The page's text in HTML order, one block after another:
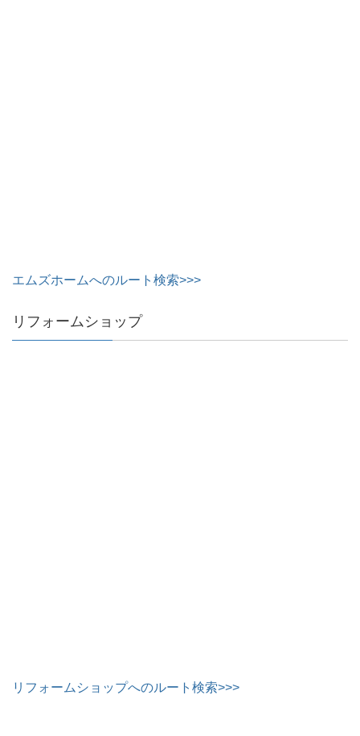
エムズホームへのルート検索>>>
リフォームショップ
リフォームショップへのルート検索>>>